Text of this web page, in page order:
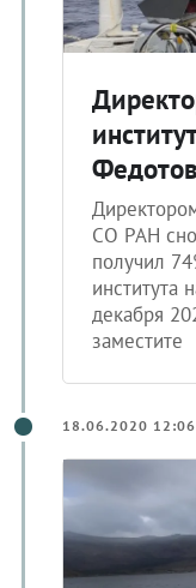
СО РАН
получил
института
декабря
заместите
18.06.2020 12:06